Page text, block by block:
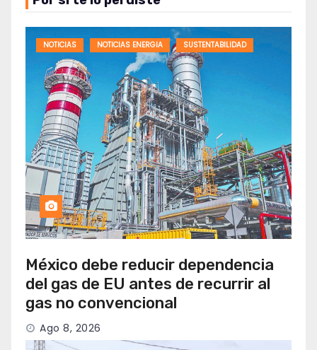
NOTICIAS NOTICIAS ENERGIA SUSTENTABILIDAD
México debe reducir dependencia
del gas de EU antes de recurrir al
gas no convencional
Ago 8, 2026